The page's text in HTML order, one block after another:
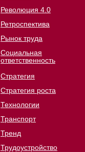
Революция 4.0
Ретроспектива
Рынок труда
Социальная
ответственность
Стратегия
Стратегия роста
Технологии
Транспорт
Тренд
Трудоустройство